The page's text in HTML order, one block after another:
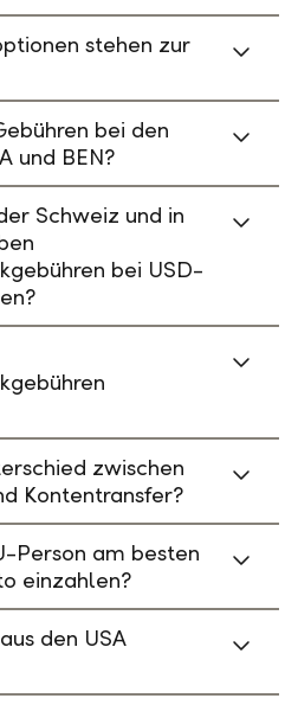
stehen zur
bei den
und BEN?
Schweiz und in
bei USD-
zwischen
Kontentransfer?
Person am besten
einzahlen?
den USA